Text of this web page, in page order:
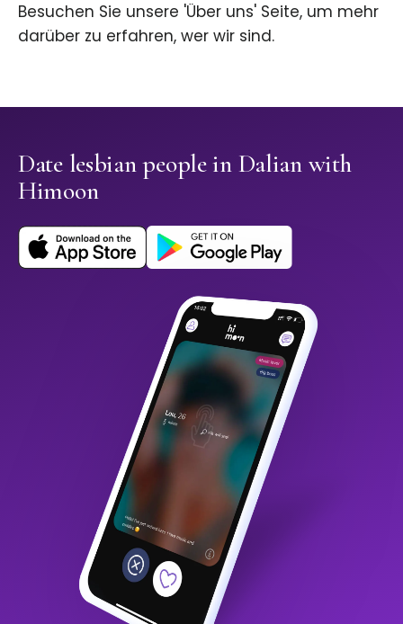
Besuchen Sie unsere 'Über uns' Seite, um mehr
darüber zu erfahren, wer wir sind.
Date lesbian people in Dalian with
Himoon